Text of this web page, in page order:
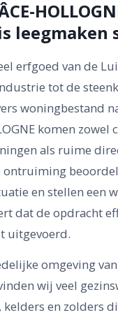
leegmaken
erfgoed van de
tot de
woningbestand
komen zowel
als ruime
ontruiming
en stellen een
dat de opdracht
uitgevoerd.
omgeving van
wij veel
kelders en zolders